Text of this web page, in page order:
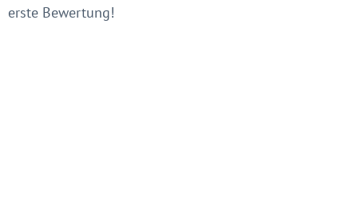
erste Bewertung!